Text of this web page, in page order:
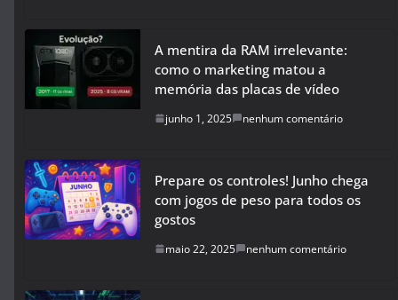
A mentira da RAM irrelevante:
como o marketing matou a
memória das placas de vídeo
junho 1, 2025 nenhum comentário
Prepare os controles! Junho chega
com jogos de peso para todos os
gostos
maio 22, 2025 nenhum comentário